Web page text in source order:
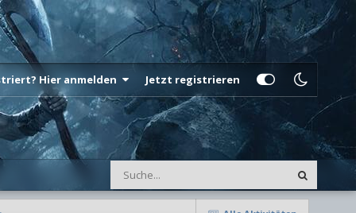
Hier anmelden Jetzt registrieren